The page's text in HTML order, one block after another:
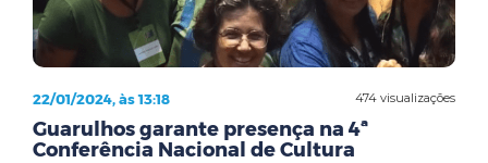
474 visualizações
22/01/2024, às 13:18
Guarulhos garante presença na 4ª
Conferência Nacional de Cultura